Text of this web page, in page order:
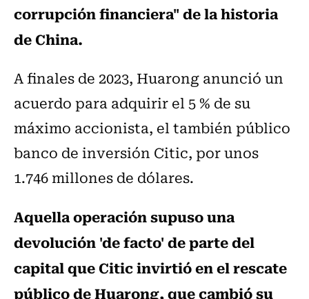
corrupción financiera" de la historia
de China.
A finales de 2023, Huarong anunció un
acuerdo para adquirir el 5 % de su
máximo accionista, el también público
banco de inversión Citic, por unos
1.746 millones de dólares.
Aquella operación supuso una
devolución 'de facto' de parte del
capital que Citic invirtió en el rescate
público de Huarong, que cambió su